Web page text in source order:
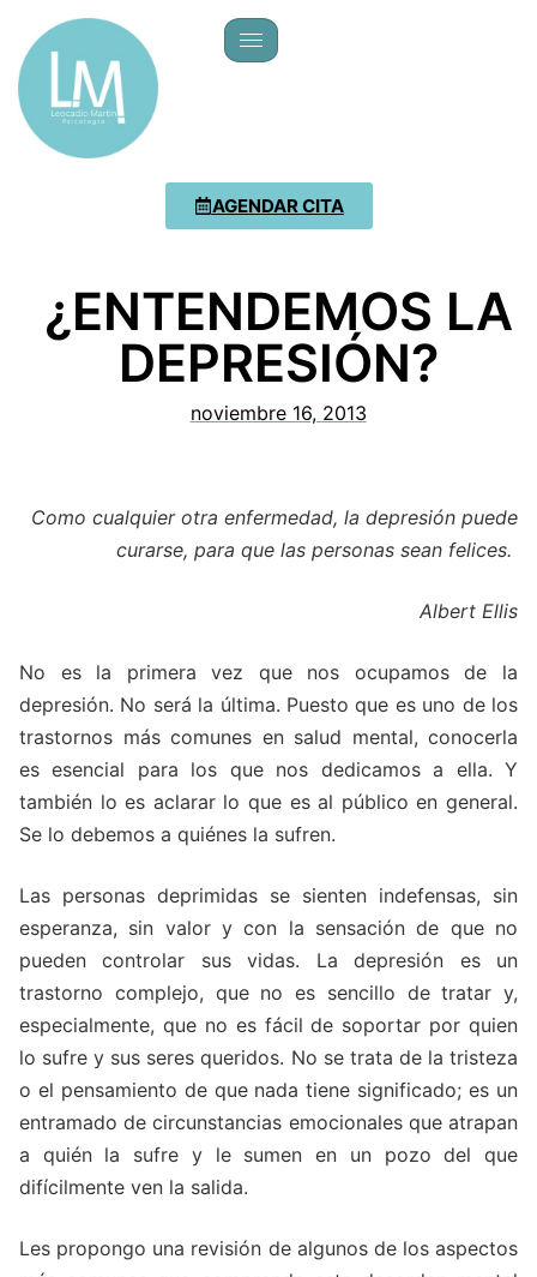
AGENDAR CITA
¿ENTENDEMOS LA
DEPRESIÓN?
noviembre 16, 2013
Como cualquier otra enfermedad, la depresión puede
curarse, para que las personas sean felices.
Albert Ellis
No es la primera vez que nos ocupamos de la
depresión. No será la última. Puesto que es uno de los
trastornos más comunes en salud mental, conocerla
es esencial para los que nos dedicamos a ella. Y
también lo es aclarar lo que es al público en general.
Se lo debemos a quiénes la sufren.
Las personas deprimidas se sienten indefensas, sin
esperanza, sin valor y con la sensación de que no
pueden controlar sus vidas. La depresión es un
trastorno complejo, que no es sencillo de tratar y,
especialmente, que no es fácil de soportar por quien
lo sufre y sus seres queridos. No se trata de la tristeza
o el pensamiento de que nada tiene significado; es un
entramado de circunstancias emocionales que atrapan
a quién la sufre y le sumen en un pozo del que
difícilmente ven la salida.
Les propongo una revisión de algunos de los aspectos